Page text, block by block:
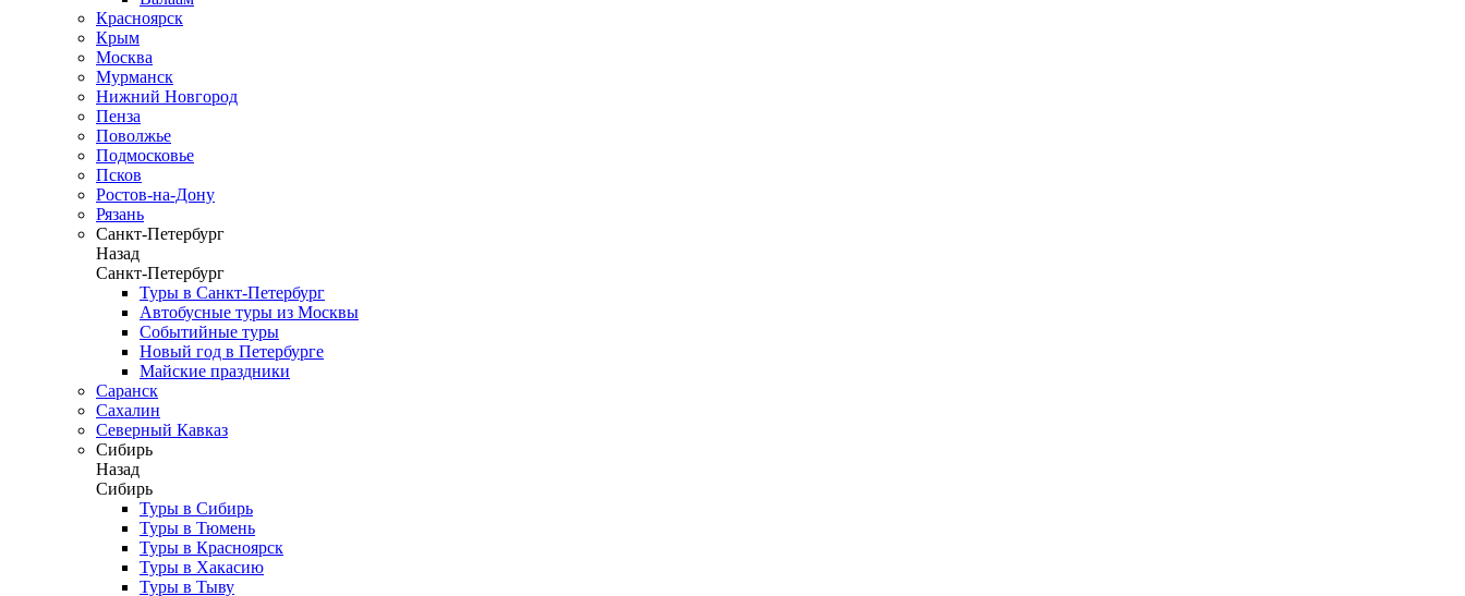
Красноярск
Крым
Москва
Мурманск
Нижний Новгород
Пенза
Поволжье
Подмосковье
Псков
Ростов-на-Дону
Рязань
Санкт-Петербург
Назад
Санкт-Петербург
Туры в Санкт-Петербург
Автобусные туры из Москвы
Событийные туры
Новый год в Петербурге
Майские праздники
Саранск
Сахалин
Северный Кавказ
Сибирь
Назад
Сибирь
Туры в Сибирь
Туры в Тюмень
Туры в Красноярск
Туры в Хакасию
Туры в Тыву